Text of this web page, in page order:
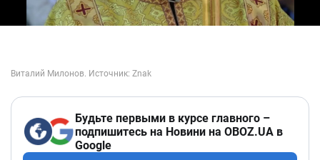
Будьте первыми в курсе главного –
подпишитесь на Новини на OBOZ.UA в
Google